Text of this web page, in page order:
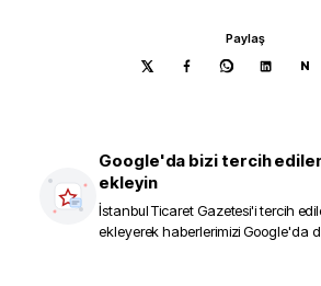
Paylaş
N
Google'da bizi tercih
ekleyin
İstanbul Ticaret Gazetesi'i tercih
ekleyerek haberlerimizi Google'da